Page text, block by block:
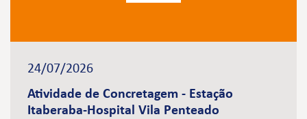
24/07/2026
Atividade de Concretagem - Estação
Itaberaba-Hospital Vila Penteado